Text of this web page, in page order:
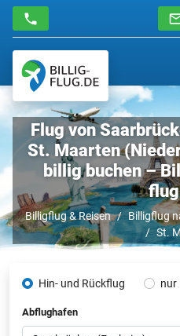
Flug von
St. Maarten
billig buchen –
Billigflug & Reisen Billigflug
St.
Hin- und Rückflug nur
Abflughafen